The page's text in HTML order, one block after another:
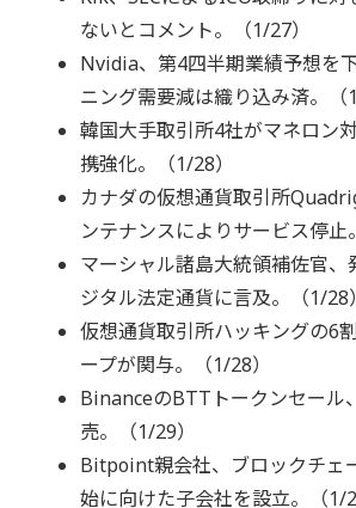
ないとコメント。（1/27）
Nvidia、第4四半期業績予想を
ニング需要減は織り込み済。（
韓国大手取引所4社がマネロン
携強化。（1/28）
カナダの仮想通貨取引所
ンテナンスによりサービス停止
マーシャル諸島大統領補佐官、
ジタル法定通貨に言及。（1/28）
仮想通貨取引所ハッキングの6
ープが関与。（1/28）
BinanceのBTTトークンセール
売。（1/29）
Bitpoint親会社、ブロックチェ
始に向けた子会社を設立。（1/